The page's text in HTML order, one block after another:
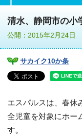
清水、静岡市の小
公開：2015年2月24日
サカイク10か条
エスパルスは、春休
全児童を対象にホー
す。